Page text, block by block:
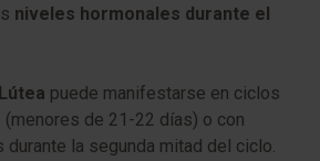
niveles hormonales durante el
puede manifestarse en ciclos
de 21-22 días) o con
la segunda mitad del ciclo.